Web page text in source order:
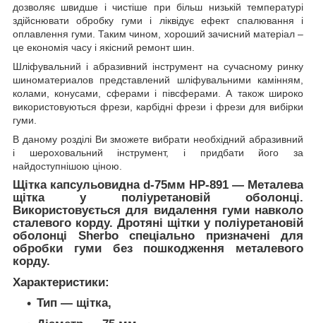
дозволяє швидше і чистіше при більш низькій температурі
здійснювати обробку гуми і ліквідує ефект спалювання і
оплавлення гуми. Таким чином, хороший зачисний матеріал –
це економія часу і якісний ремонт шин.
Шліфувальний і абразивний інструмент на сучасному ринку
шиноматериалов представлений шліфувальними камінням,
колами, конусами, сферами і півсферами. А також широко
використовуються фрези, карбідні фрези і фрези для вибірки
гуми.
В даному розділі Ви зможете вибрати необхідний абразивний
і шероховальний інструмент, і придбати його за
найдоступнішою ціною.
Щітка капсульовидна d-75мм HP-891 ― Металева
щітка у поліуретановій оболонці.
Використовується для видалення гуми навколо
сталевого корду. Дротяні щітки у поліуретановій
оболонці Sherbo спеціально призначені для
обробки гуми без пошкодження металевого
корду.
Характеристики:
Тип ― щітка,